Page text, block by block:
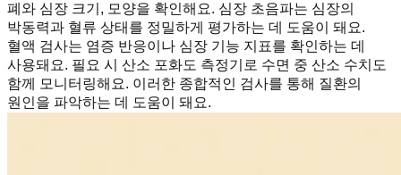
폐와 심장 크기, 모양을 확인해요. 심장 초음파는 심장의
박동력과 혈류 상태를 정밀하게 평가하는 데 도움이 돼요.
혈액 검사는 염증 반응이나 심장 기능 지표를 확인하는 데
사용돼요. 필요 시 산소 포화도 측정기로 수면 중 산소 수치도
함께 모니터링해요. 이러한 종합적인 검사를 통해 질환의
원인을 파악하는 데 도움이 돼요.